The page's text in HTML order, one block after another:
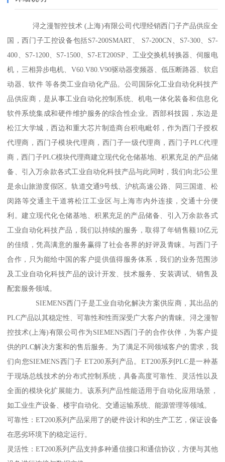
浔之漫智控技术 (上海)有限公司代理经销西门子产品供应全
国，西门子工控设备包括S7-200SMART、 S7-200CN、S7-300、S7-
400、S7-1200、S7-1500、S7-ET200SP、工业交换机转换器、伺服电
机，三相异步电机、V60.V80.V90驱动器变频器、低压断路器、软启
动器、软件 等各类工业自动化产品。公司国际化工业自动化科技产
品供应商，是从事工业自动化控制系统、机电一体化装备和信息化
软件系统集成和硬件维护服务的综合性企业。西部科技园，东边是
松江大学城，西边和重大芯片制造商台积电毗邻，作为西门子授权
代理商，西门子模块代理商，西门子一级代理商，西门子PLC代理
商，西门子PLC模块代理商建立现代化仓储基地、积累充足的产品储
备、引入万余款各式工业自动化科技产品与此同时，我们向北5公里
是余山旅游度假区。轨道交通9号线、沪杭高速公路、同三国道、松
闵路等交通主干道将松江工业区与上海市内外连接，交通十分便
利。建立现代化仓储基地、积累充足的产品储备、引入万余款各式
工业自动化科技产品，我们以持续的服务，取得了年销售额10亿元
的佳绩，凭高满意的服务赢得了社会各界的好评及青睐。与西门子
合作，只为能给中国的客户提供值得服务体系，我们的业务范围涉
及工业自动化科技产品的设计开发、技术服务、安装调试、销售及
配套服务领域。
SIEMENS西门子是工业自动化解决方案供应商，其出品的
PLC产品以其稳定性、可靠性和性而深受广大客户的青睐。浔之漫智
控技术(上海)有限公司作为SIEMENS西门子的合作伙伴，为客户提
供的PLC解决方案和的售后服务。为了满足不同领域客户的需求，我
们向您SIEMENS西门子 ET200系列产品。ET200系列PLC是一种基
于现场总线技术的分布式控制系统，具备高度可靠性、灵活性以及
全面的模块化扩展能力。该系列产品性能适用于自动化应用场景，
如工业生产设备、楼宇自动化、交通运输系统、能源管理等领域。
可靠性：ET200系列产品采用了的硬件设计和的生产工艺，保证设备
在恶劣环境下的稳定运行。
灵活性：ET200系列产品支持多种通信接口和通信协议，方便与其他